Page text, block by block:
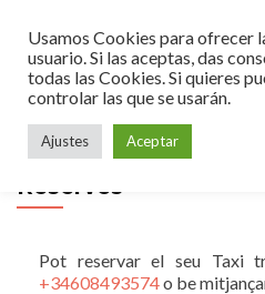
Reserves
Pot reservar el seu Taxi
+34608493574o be
Usamos Cookies para ofrecer
usuario. Si las aceptas, das
todas las Cookies. Si quieres
controlar las que se usarán.
Ajustes Aceptar